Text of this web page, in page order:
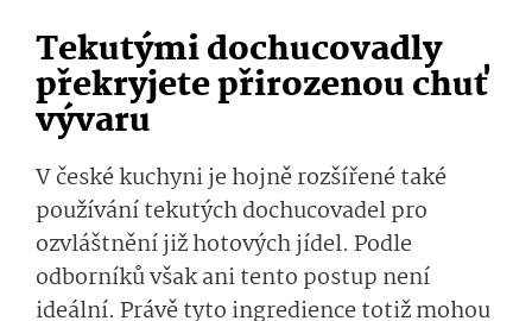
Tekutými dochucovadly
překryjete přirozenou chuť
vývaru
V české kuchyni je hojně rozšířené také
používání tekutých dochucovadel pro
ozvláštnění již hotových jídel. Podle
odborníků však ani tento postup není
ideální. Právě tyto ingredience totiž mohou